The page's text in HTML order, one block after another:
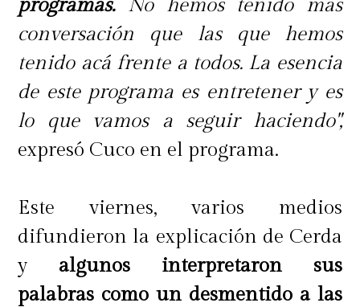
programas.No hemos tenido más
conversación que las que hemos
tenido acá frente a todos. La esencia
de este programa es entretener y es
lo que vamos a seguir haciendo",
expresó Cuco en el programa.
Este viernes, varios medios
difundieron la explicación de Cerda
yalgunos interpretaron sus
palabras como un desmentido a las